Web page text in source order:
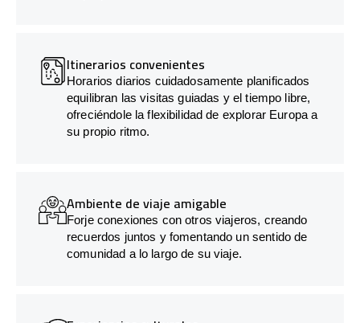
Itinerarios convenientes
Horarios diarios cuidadosamente planificados
equilibran las visitas guiadas y el tiempo libre,
ofreciéndole la flexibilidad de explorar Europa a
su propio ritmo.
Ambiente de viaje amigable
Forje conexiones con otros viajeros, creando
recuerdos juntos y fomentando un sentido de
comunidad a lo largo de su viaje.